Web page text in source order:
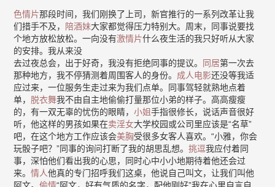
色情片那段时间，我们刚换了上司，新官推行的一系列改革让我
们措手不及， 陪酒妹大家都觉得压力特别大。周末，同事说要找
个地方放松放松。一向没有激情片什么夜生活的我只好听从大家
的安排。我从来没
去过夜总会，出于好奇，我没有拒绝同事的提议。 同居第一次去
那种地方，我不停猜测着周围客人的身份。 成人电影还没等我适
应过来，一位服务生走过来为我们点单。同事驾轻就熟地点着
单， 脱衣舞我不由自主地偷偷打量那位小弟的样子。高高瘦瘦
的，有一双无辜的忧伤的眼睛，小姐手指很修长，说话声音很好
听，他这样的男孩如果在卖淫女大学校园或公司里应该是“名草”
吧，在这个地方工作应该会美胸受很多女客人喜欢。“小雅，你会
玩骰子吧？”同事的询问打断了我的胡思乱想。挑逗我应付着同
事，深怕他们看出我的心思，同时心中小小地期待着他还会过
来。情人他真的专门招呼我们这桌，他说自己叫文，让我们叫他